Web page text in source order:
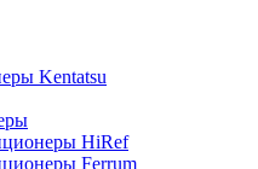
Kentatsu
HiRef
Ferrum